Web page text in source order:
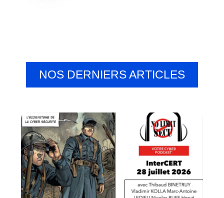
NOS DERNIERS ARTICLES